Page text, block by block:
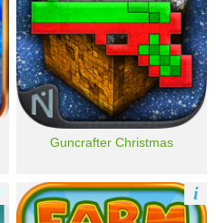
Guncrafter Christmas
i